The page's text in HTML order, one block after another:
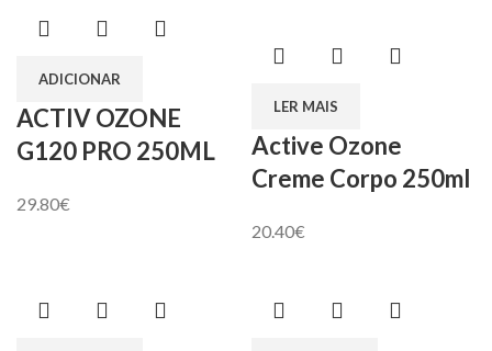
ADICIONAR
ACTIV OZONE
G120 PRO 250ML
29.80€
LER MAIS
Active Ozone
Creme Corpo 250ml
20.40€